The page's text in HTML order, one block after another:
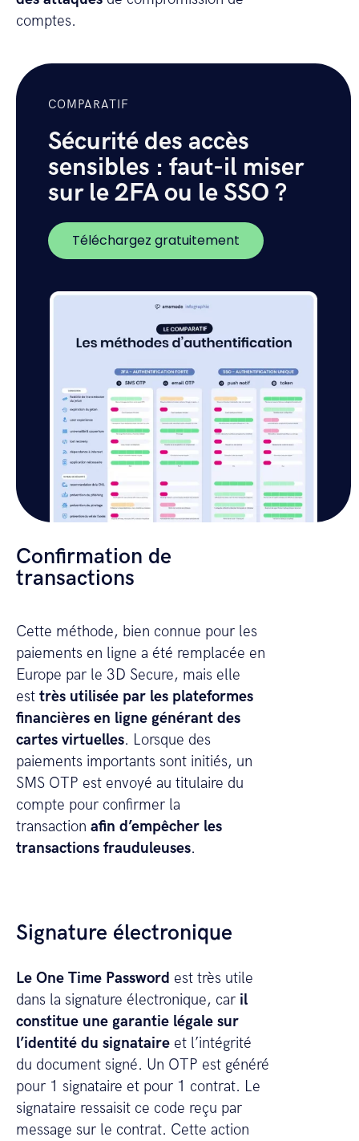
comptes.
COMPARATIF
Sécurité des accès
sensibles : faut-il miser
sur le 2FA ou le SSO ?
Téléchargez gratuitement
Confirmation de
transactions
Cette méthode, bien connue pour les
paiements en ligne a été remplacée en
Europe par le 3D Secure, mais elle
est très utilisée par les plateformes
financières en ligne générant des
cartes virtuelles. Lorsque des
paiements importants sont initiés, un
SMS OTP est envoyé au titulaire du
compte pour confirmer la
transaction afin d’empêcher les
transactions frauduleuses.
Signature électronique
Le One Time Password est très utile
dans la signature électronique, car il
constitue une garantie légale sur
l’identité du signataire et l’intégrité
du document signé. Un OTP est généré
pour 1 signataire et pour 1 contrat. Le
signataire ressaisit ce code reçu par
message sur le contrat. Cette action